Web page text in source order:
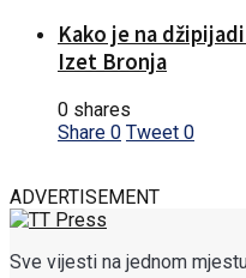
Kako je na
Izet Bronja
0 shares
Share 0 Tweet 0
ADVERTISEMENT
Sve vijesti na jednom